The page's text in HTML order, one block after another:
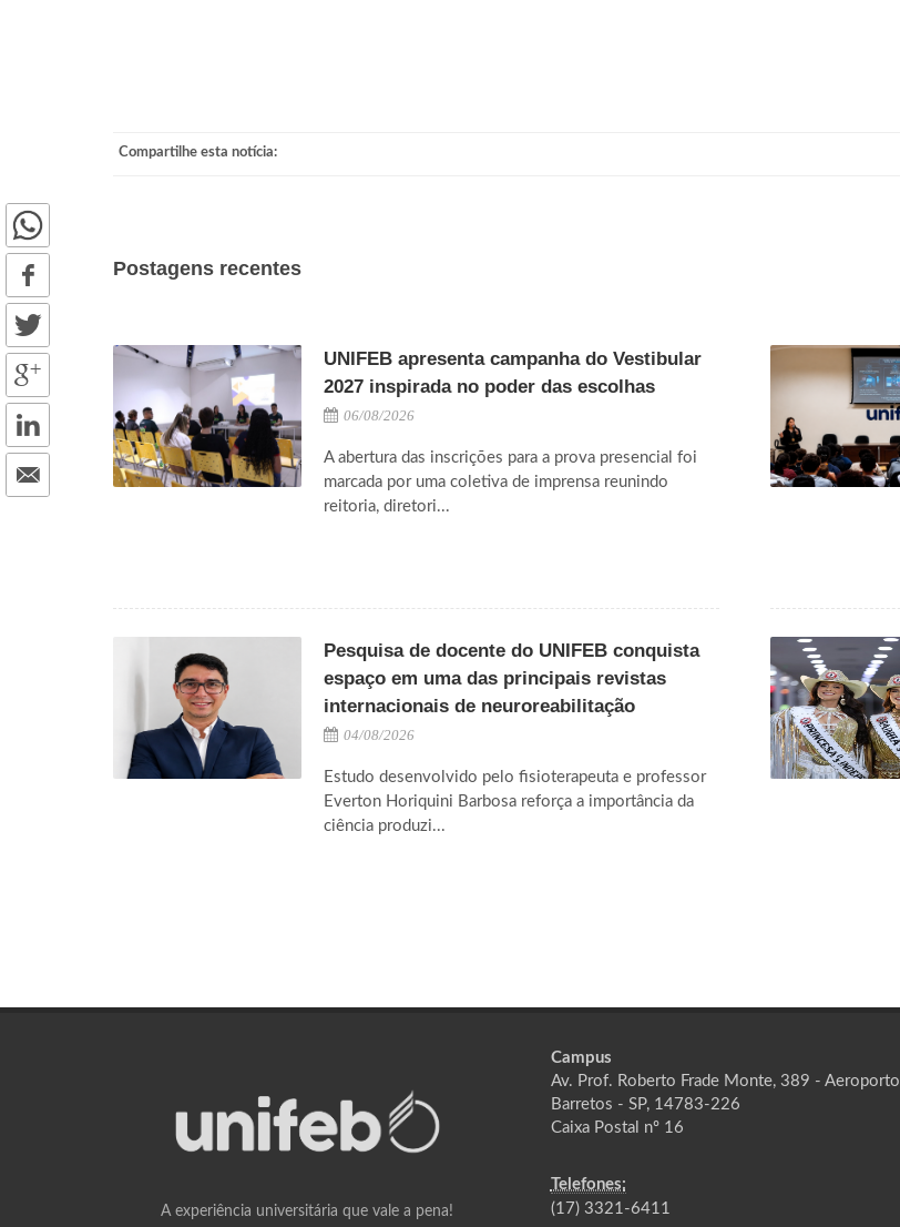
Compartilhe esta notícia:
Postagens recentes
UNIFEB apresenta campanha do Vestibular
2027 inspirada no poder das escolhas
06/08/2026
A abertura das inscrições para a prova presencial foi
marcada por uma coletiva de imprensa reunindo
reitoria, diretori...
Pesquisa de docente do UNIFEB conquista
espaço em uma das principais revistas
internacionais de neuroreabilitação
04/08/2026
Estudo desenvolvido pelo fisioterapeuta e professor
Everton Horiquini Barbosa reforça a importância da
ciência produzi...
A experiência universitária que vale a pena!
Campus
Av. Prof. Roberto Frade Monte, 389 - Aeroporto
Barretos - SP, 14783-226
Caixa Postal nº 16
Telefones:
(17) 3321-6411